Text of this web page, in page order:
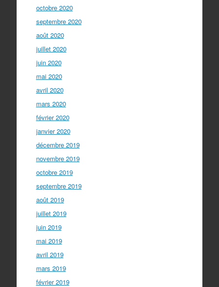
octobre 2020
septembre 2020
août 2020
juillet 2020
juin 2020
mai 2020
avril 2020
mars 2020
février 2020
janvier 2020
décembre 2019
novembre 2019
octobre 2019
septembre 2019
août 2019
juillet 2019
juin 2019
mai 2019
avril 2019
mars 2019
février 2019